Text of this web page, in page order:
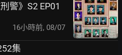
警》S2 EP01
16小時前, 08/07
集